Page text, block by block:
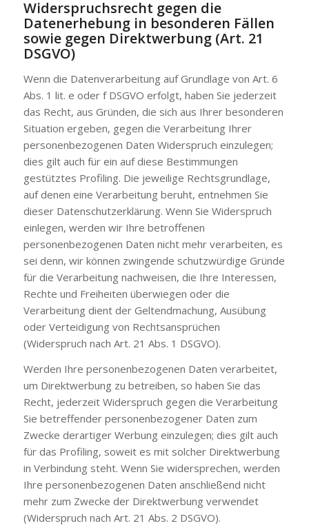
Widerspruchsrecht gegen die
Datenerhebung in besonderen Fällen
sowie gegen Direktwerbung (Art. 21
DSGVO)
Wenn die Datenverarbeitung auf Grundlage von Art. 6
Abs. 1 lit. e oder f DSGVO erfolgt, haben Sie jederzeit
das Recht, aus Gründen, die sich aus Ihrer besonderen
Situation ergeben, gegen die Verarbeitung Ihrer
personenbezogenen Daten Widerspruch einzulegen;
dies gilt auch für ein auf diese Bestimmungen
gestütztes Profiling. Die jeweilige Rechtsgrundlage,
auf denen eine Verarbeitung beruht, entnehmen Sie
dieser Datenschutzerklärung. Wenn Sie Widerspruch
einlegen, werden wir Ihre betroffenen
personenbezogenen Daten nicht mehr verarbeiten, es
sei denn, wir können zwingende schutzwürdige Gründe
für die Verarbeitung nachweisen, die Ihre Interessen,
Rechte und Freiheiten überwiegen oder die
Verarbeitung dient der Geltendmachung, Ausübung
oder Verteidigung von Rechtsansprüchen
(Widerspruch nach Art. 21 Abs. 1 DSGVO).
Werden Ihre personenbezogenen Daten verarbeitet,
um Direktwerbung zu betreiben, so haben Sie das
Recht, jederzeit Widerspruch gegen die Verarbeitung
Sie betreffender personenbezogener Daten zum
Zwecke derartiger Werbung einzulegen; dies gilt auch
für das Profiling, soweit es mit solcher Direktwerbung
in Verbindung steht. Wenn Sie widersprechen, werden
Ihre personenbezogenen Daten anschließend nicht
mehr zum Zwecke der Direktwerbung verwendet
(Widerspruch nach Art. 21 Abs. 2 DSGVO).